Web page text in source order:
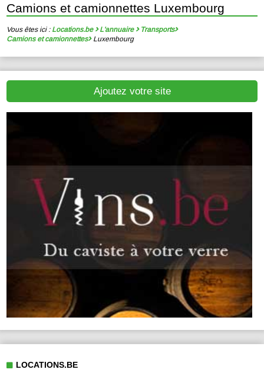
Camions et camionnettes Luxembourg
Vous êtes ici : Locations.be L'annuaire
Transports
Camions et camionnettes
Luxembourg
Ajoutez votre site
LOCATIONS.BE